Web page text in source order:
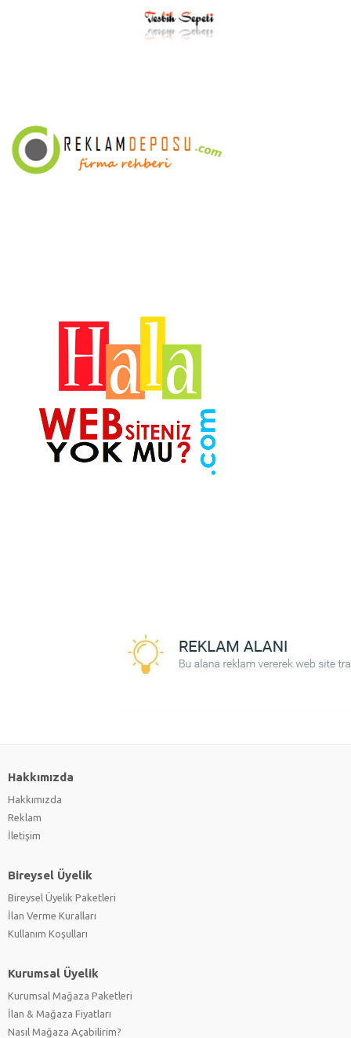
Hakkımızda
Hakkımızda
Reklam
İletişim
Bireysel Üyelik
Bireysel Üyelik Paketleri
İlan Verme Kuralları
Kullanım Koşulları
Kurumsal Üyelik
Kurumsal Mağaza Paketleri
İlan & Mağaza Fiyatları
Nasıl Mağaza Açabilirim?